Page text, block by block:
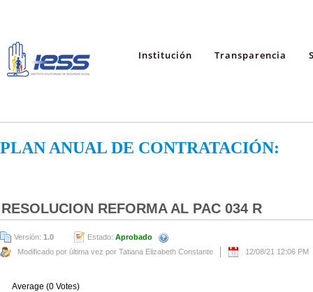
Institución Transparencia
PLAN ANUAL DE CONTRATACIÓN:
RESOLUCION REFORMA AL PAC 034 R
Versión: 1.0 Estado: Aprobado
Modificado por última vez por Tatiana Elizabeth Constante
12/08/21 12:06 PM
Average (0 Votes)